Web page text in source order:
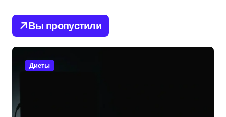
Вы пропустили
Диеты